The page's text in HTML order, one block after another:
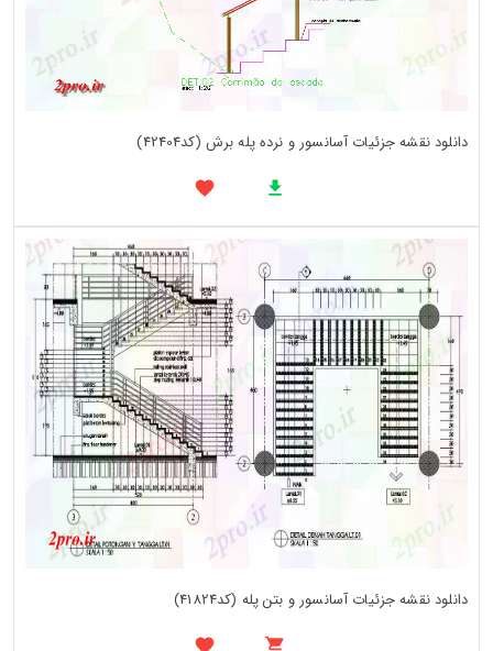
دانلود نقشه جزئیات آسانسور و نرده پله برش (کد42404)
دانلود نقشه جزئیات آسانسور و بتن پله (کد41824)